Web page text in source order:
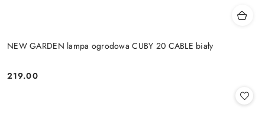
NEW GARDEN lampa ogrodowa CUBY 20 CABLE biały
Cena:
219.00